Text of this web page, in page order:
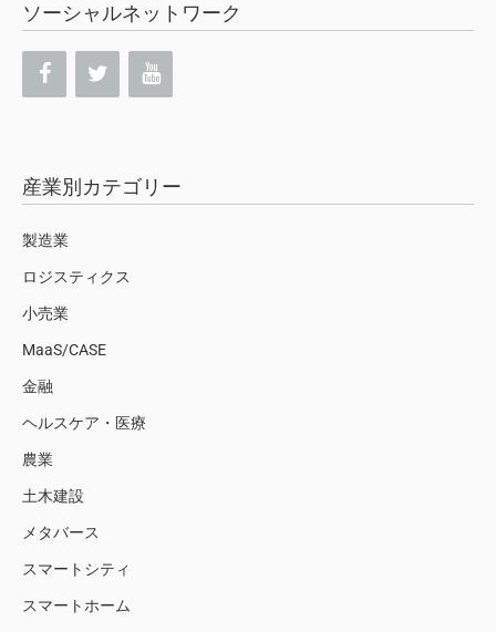
ソーシャルネットワーク
産業別カテゴリー
製造業
ロジスティクス
小売業
MaaS/CASE
金融
ヘルスケア・医療
農業
土木建設
メタバース
スマートシティ
スマートホーム